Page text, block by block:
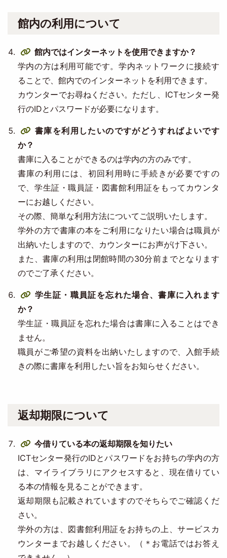
館内の利用について
館内ではインターネットを使用できますか？
学内の方は利用可能です。学内ネットワークに接続す
ることで、館内でのインターネットを利用できます。
カウンターでお尋ねください。ただし、ICTセンター発
行のIDとパスワードが必要になります。
書庫を利用したいのですがどうすればよいです
か？
書庫に入ることができるのは学内の方のみです。
書庫の利用には、初回利用時に手続きが必要ですの
で、学生証・職員証・図書館利用証をもってカウンタ
ーにお越しください。
その際、簡単な利用方法についてご説明いたします。
学外の方で書庫の本をご利用になりたい場合は職員が
出納いたしますので、カウンターにお声がけ下さい。
また、書庫の利用は閉館時間の30分前までとなります
のでご了承ください。
学生証・職員証を忘れた場合、書庫に入れます
か？
学生証・職員証を忘れた場合は書庫に入ることはでき
ません。
職員がご希望の資料を出納いたしますので、入館手続
きの際に書庫を利用したい旨をお知らせください。
返却期限について
今借りている本の返却期限を知りたい
ICTセンター発行のIDとパスワードをお持ちの学内の方
は、マイライブラリにアクセスすると、現在借りてい
る本の情報を見ることができます。
返却期限も記載されていますのでそちらでご確認くだ
さい。
学外の方は、図書館利用証をお持ちの上、サービスカ
ウンターまでお越しください。（＊お電話ではお答え